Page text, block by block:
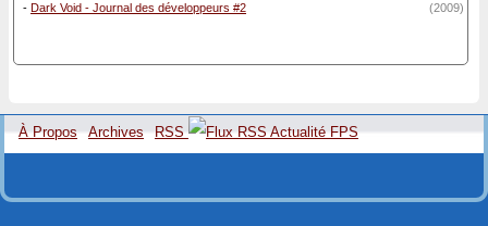
- Dark Void - Journal des développeurs #2 (2009)
À Propos Archives RSS